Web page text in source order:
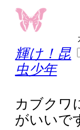
輝け！昆
虫少年
カブクワ
がいいで